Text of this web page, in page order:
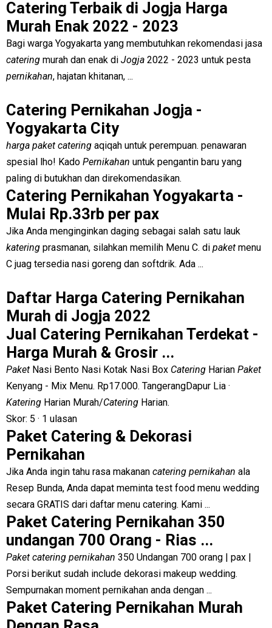
Catering Terbaik di Jogja Harga
Murah Enak 2022 - 2023
Bagi warga Yogyakarta yang membutuhkan rekomendasi jasa
catering murah dan enak di Jogja 2022 - 2023 untuk pesta
pernikahan, hajatan khitanan, ...
Catering Pernikahan Jogja -
Yogyakarta City
harga paket catering aqiqah untuk perempuan. penawaran
spesial lho! Kado Pernikahan untuk pengantin baru yang
paling di butukhan dan direkomendasikan.
Catering Pernikahan Yogyakarta -
Mulai Rp.33rb per pax
Jika Anda menginginkan daging sebagai salah satu lauk
katering prasmanan, silahkan memilih Menu C. di paket menu
C juag tersedia nasi goreng dan softdrik. Ada ...
Daftar Harga Catering Pernikahan
Murah di Jogja 2022
Jual Catering Pernikahan Terdekat -
Harga Murah & Grosir ...
Paket Nasi Bento Nasi Kotak Nasi Box Catering Harian Paket
Kenyang - Mix Menu. Rp17.000. TangerangDapur Lia ·
Katering Harian Murah/Catering Harian.
Skor: 5 · ‎ 1 ulasan
Paket Catering & Dekorasi
Pernikahan
Jika Anda ingin tahu rasa makanan catering pernikahan ala
Resep Bunda, Anda dapat meminta test food menu wedding
secara GRATIS dari daftar menu catering. Kami ...
Paket Catering Pernikahan 350
undangan 700 Orang - Rias ...
Paket catering pernikahan 350 Undangan 700 orang | pax |
Porsi berikut sudah include dekorasi makeup wedding.
Sempurnakan moment pernikahan anda dengan ...
Paket Catering Pernikahan Murah